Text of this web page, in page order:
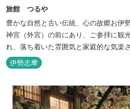
旅館 つるや
豊かな自然と古い伝統、心の故郷お伊
神宮（外宮）の前にあり、ご参拝に観
れ、落ち着いた雰囲気と家庭的な気楽
す。
伊勢志摩